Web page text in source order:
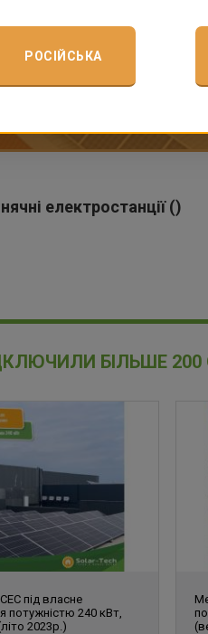
Станції під
споживання
електростанції ()
БІЛЬШЕ 200
під власне
потужністю 240 кВт,
2023р.)
РОСІЙСЬКА